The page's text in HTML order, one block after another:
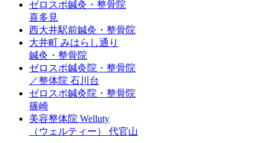
ゼロスポ鍼灸・整骨院
喜多見
西大井駅前鍼灸・整骨院
大井町 みはらし通り
鍼灸・整骨院
ゼロスポ鍼灸院・整骨院
／整体院 石川台
ゼロスポ鍼灸院・整骨院
篠崎
美容整体院 Welluty
（ウェルティー） 代官山